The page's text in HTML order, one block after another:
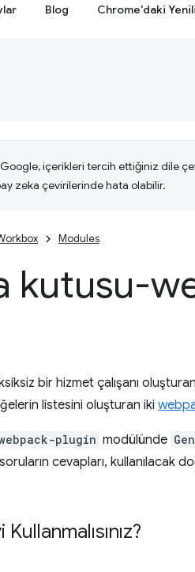
Blog Chrome'daki
Google, içerikleri tercih ettiğiniz dile
zeka çevirilerinde hata olabilir.
Modules
kutusu-
bir hizmet çalışanı
listesini oluşturan iki
plugin modülünde
cevapları, kullanılacak